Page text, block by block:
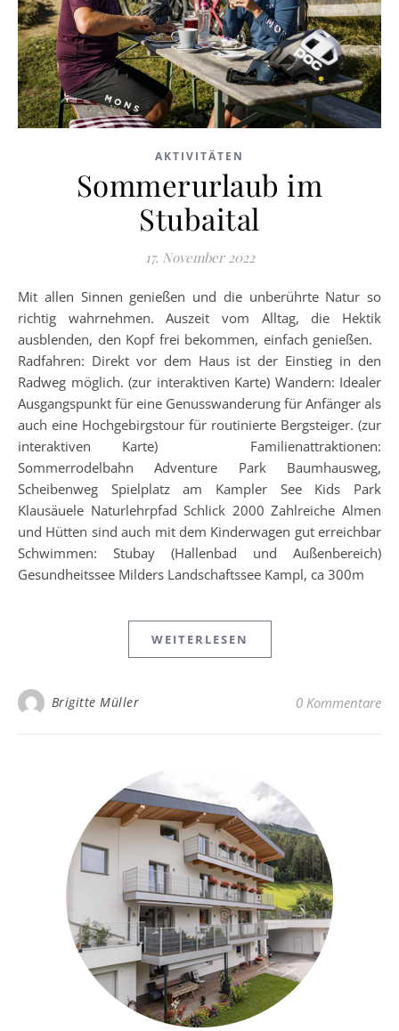
AKTIVITÄTEN
Sommerurlaub im
Stubaital
17. November 2022
Mit allen Sinnen genießen und die unberührte Natur so
richtig wahrnehmen. Auszeit vom Alltag, die Hektik
ausblenden, den Kopf frei bekommen, einfach genießen.
Radfahren: Direkt vor dem Haus ist der Einstieg in den
Radweg möglich. (zur interaktiven Karte) Wandern: Idealer
Ausgangspunkt für eine Genusswanderung für Anfänger als
auch eine Hochgebirgstour für routinierte Bergsteiger. (zur
interaktiven Karte) Familienattraktionen:
Sommerrodelbahn Adventure Park Baumhausweg,
Scheibenweg Spielplatz am Kampler See Kids Park
Klausäuele Naturlehrpfad Schlick 2000 Zahlreiche Almen
und Hütten sind auch mit dem Kinderwagen gut erreichbar
Schwimmen: Stubay (Hallenbad und Außenbereich)
Gesundheitssee Milders Landschaftssee Kampl, ca 300m
WEITERLESEN
Brigitte Müller 0 Kommentare